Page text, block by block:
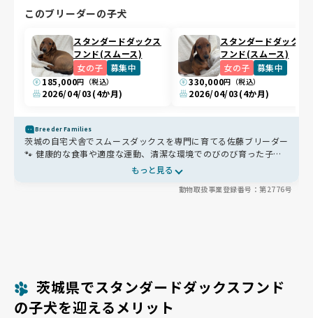
このブリーダーの子犬
スタンダードダックス
フンド(スムース)
女の子
募集中
185,000円（税込）
2026/04/03(4か月)
スタンダードダックス
フンド(スムース)
女の子
募集中
330,000円（税込）
2026/04/03(4か月)
Breeder Families
茨城の自宅犬舎でスムースダックスを専門に育てる佐藤ブリーダー
🐾 健康的な食事や適度な運動、清潔な環境でのびのび育った子た
ちは、人懐っこく落ち着いた性格が魅力✨ 愛情たっぷりに育てら
れた子たちは、家族にすぐ馴染むパートナーです😊
もっと見る
動物取扱事業登録番号：第2776号
茨城県でスタンダードダックスフンド
の子犬を迎えるメリット